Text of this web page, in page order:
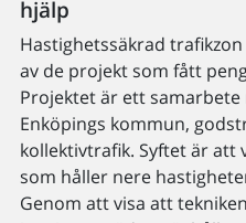
hjälp
Hastighetssäkrad
av de projekt som fått
Projektet är ett samarbete
Enköpings kommun,
kollektivtrafik. Syftet är att
som håller nere
Genom att visa att